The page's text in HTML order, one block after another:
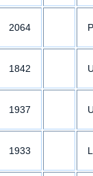
2064
1842
1937
1933